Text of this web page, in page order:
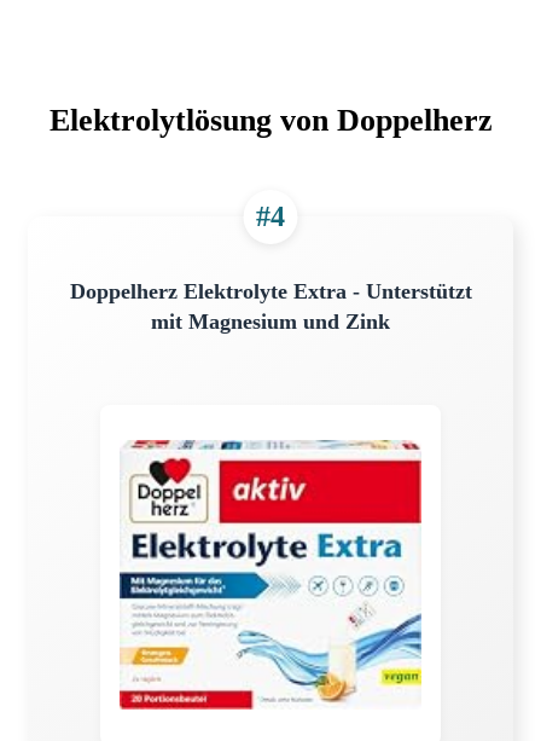
Elektrolytlösung von Doppelherz
#4
Doppelherz Elektrolyte Extra - Unterstützt
mit Magnesium und Zink